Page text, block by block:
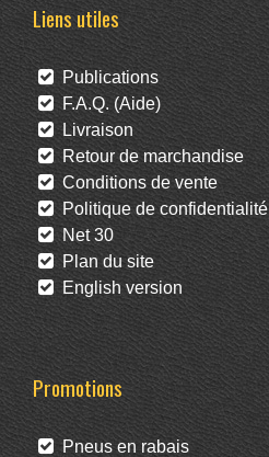
Liens utiles
Publications
F.A.Q. (Aide)
Livraison
Retour de marchandise
Conditions de vente
Politique de confidentialité
Net 30
Plan du site
English version
Promotions
Pneus en rabais